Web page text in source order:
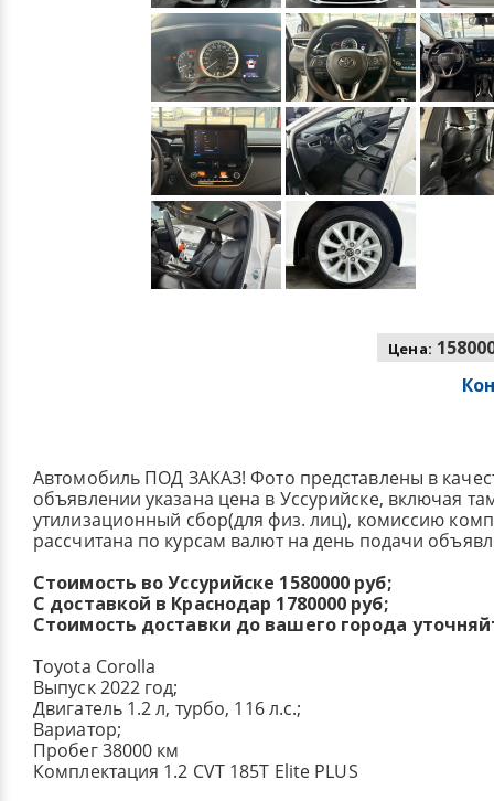
Цена:
Автомобиль ПОД ЗАКАЗ! Фото представлены в
объявлении указана цена в Уссурийске, включая
утилизационный сбор(для физ. лиц), комиссию
рассчитана по курсам валют на день подачи
Стоимость во Уссурийске 1580000 руб;
С доставкой в Краснодар 1780000 руб;
Стоимость доставки до вашего города
Toyota Corolla
Выпуск 2022 год;
Двигатель 1.2 л, турбо, 116 л.с.;
Вариатор;
Пробег 38000 км
Комплектация 1.2 CVT 185T Elite PLUS